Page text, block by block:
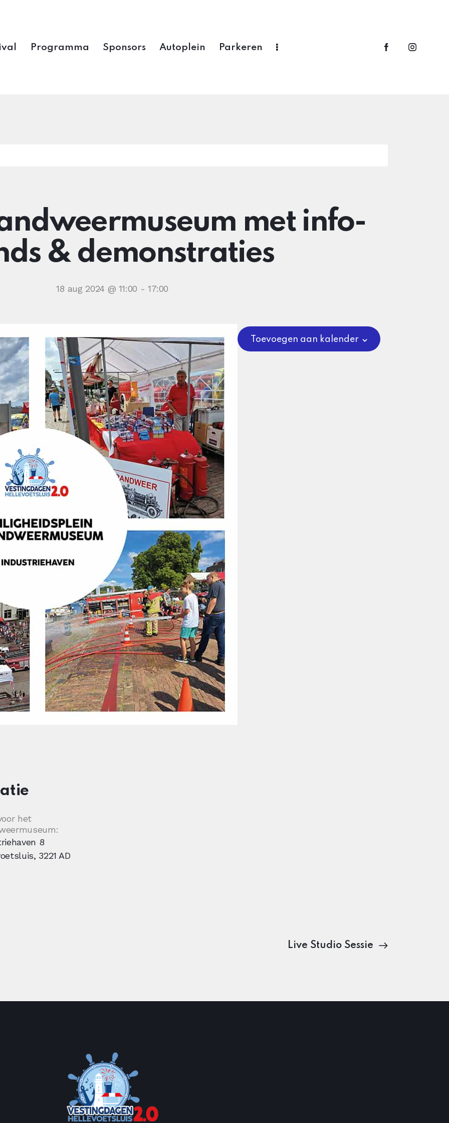
Programma Sponsors Autoplein Parkeren
met info-
& demonstraties
18 aug 2024 @ 11:00 - 17:00
Toevoegen aan kalender
het
8
, 3221 AD
Live Studio Sessie